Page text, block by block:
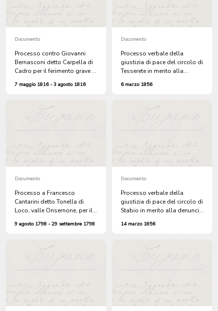
Documento
Processo contro Giovanni
Bernasconi detto Carpella di
Cadro per il ferimento grave di
Bozzoreda a Soragno
7 maggio 1816 - 3 agosto 1816
Documento
Processo verbale della
giustizia di pace del circolo di
Tesserete in merito alla
Moreschi di Lugaggia per il
cascina sul monte Forca
6 marzo 1856
Documento
Processo a Francesco
Cantarini detto Tonella di
Loco, valle Onsernone, per il
Locarno nella casa dell'oste
9 agosto 1798 - 29 settembre 1798
Documento
Processo verbale della
giustizia di pace del circolo di
Stabio in merito alla denuncia
Stabio per il furto di
contadina dal cassone di una
sua figlia morta di colera
14 marzo 1856